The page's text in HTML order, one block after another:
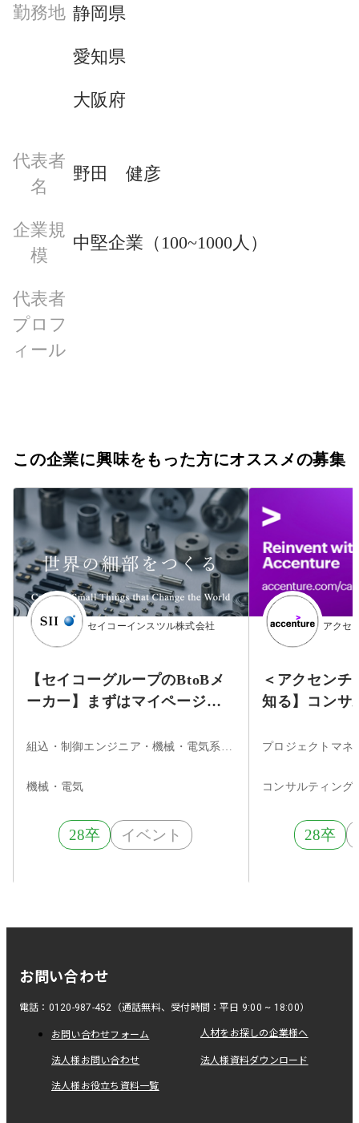
勤務地 静岡県
愛知県
大阪府
代表者
名
野田　健彦
企業規
模
中堅企業（100~1000人）
代表者
プロフ
ィール
この企業に興味をもった方にオススメの募集
セイコーインスツル株式会社
【セイコーグループのBtoBメ
ーカー】まずはマイページ登
力を武器に、多領域に貢献す 組込・制御エンジニア・機械・電気系エンジニア
機械・電気
28卒 イベント
アクセ
＜アクセンチ
知る】コンサ
ナー
コンサルティング
28卒
お問い合わせ
電話：0120-987-452（通話無料、受付時間：平日 9:00 ~ 18:00）
お問い合わせフォーム 人材をお探しの企業様へ
法人様お問い合わせ 法人様資料ダウンロード
法人様お役立ち資料一覧